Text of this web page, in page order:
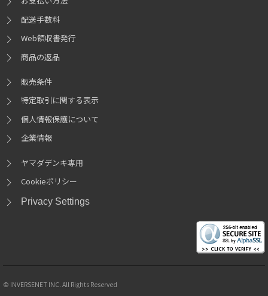
配送手数料
Web領収書発行
商品の返品
販売条件
特定取引に関する表示
個人情報保護について
企業情報
ヤマダデンキ専用
Cookieポリシー
Privacy Settings
© INVERSENET INC. All Rights Reserved